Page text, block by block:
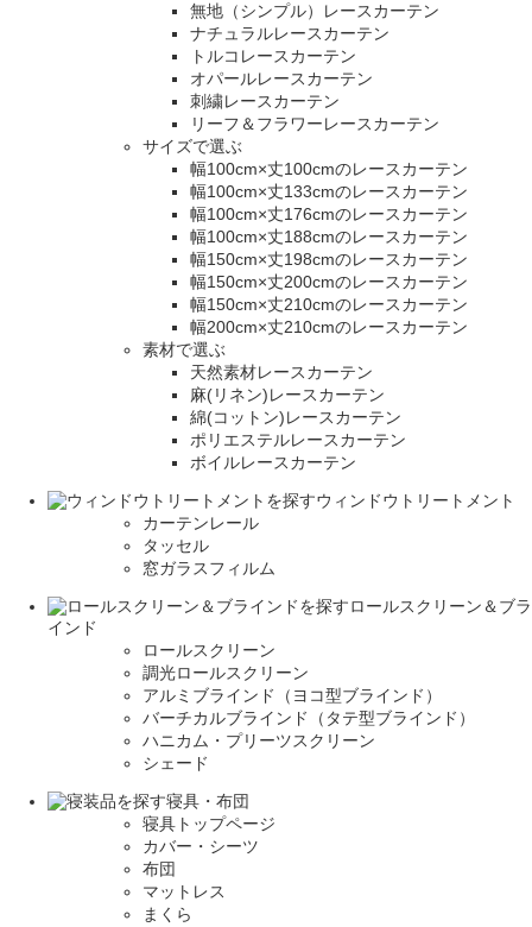
無地（シンプル）レースカーテン
ナチュラルレースカーテン
トルコレースカーテン
オパールレースカーテン
刺繍レースカーテン
リーフ＆フラワーレースカーテン
サイズで選ぶ
幅100cm×丈100cmのレースカーテン
幅100cm×丈133cmのレースカーテン
幅100cm×丈176cmのレースカーテン
幅100cm×丈188cmのレースカーテン
幅150cm×丈198cmのレースカーテン
幅150cm×丈200cmのレースカーテン
幅150cm×丈210cmのレースカーテン
幅200cm×丈210cmのレースカーテン
素材で選ぶ
天然素材レースカーテン
麻(リネン)レースカーテン
綿(コットン)レースカーテン
ポリエステルレースカーテン
ボイルレースカーテン
ウィンドウトリートメント
カーテンレール
タッセル
窓ガラスフィルム
ロールスクリーン＆ブラ
インド
ロールスクリーン
調光ロールスクリーン
アルミブラインド（ヨコ型ブラインド）
バーチカルブラインド（タテ型ブラインド）
ハニカム・プリーツスクリーン
シェード
寝具・布団
寝具トップページ
カバー・シーツ
布団
マットレス
まくら